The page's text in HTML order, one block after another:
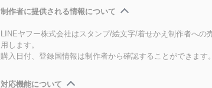
制作者に提供される情報について
LINEヤフー株式会社はスタンプ/絵文字/着せかえ制作者への
用します。
購入日付、登録国情報は制作者から確認することができま
対応機能について